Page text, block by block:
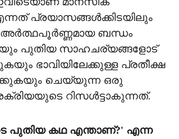
പ്രയാസങ്ങള്‍ക്കിടയിലും
അര്‍ത്ഥപൂര്‍ണ്ണമായ ബന്ധം
പുതിയ സാഹചര്യങ്ങളോട്
ഭാവിയിലേക്കുള്ള പ്രതീക്ഷ
ചെയ്യുന്ന ഒരു
റിസള്‍ട്ടാകുന്നത്.
പുതിയ കഥ എന്താണ്?' എന്ന